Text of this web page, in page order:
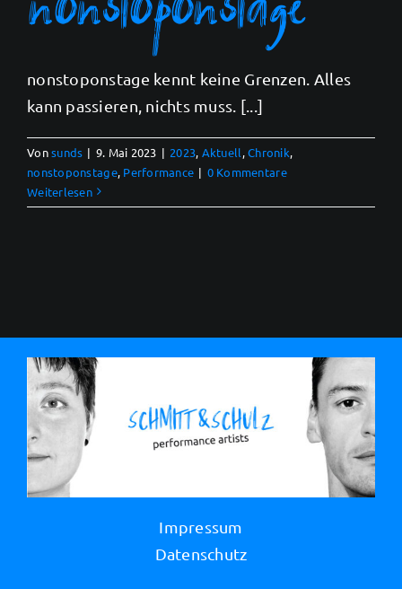
nonstoponstage kennt keine Grenzen. Alles
kann passieren, nichts muss. [...]
Vonsunds | 9. Mai 2023 | 2023, Aktuell,Chronik,
nonstoponstage, Performance | 0 Kommentare
Weiterlesen
Impressum
Datenschutz